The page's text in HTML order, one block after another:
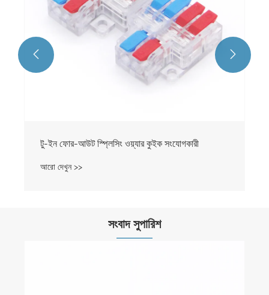
টু-ইন ফোর-আউট স্প্লিসিং ওয়্যার কুইক সংযোগকারী
আরো দেখুন >>
 
সংবাদ সুপারিশ